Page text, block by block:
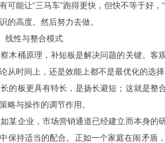
可能让“三马车”跑得更快，但快不等于好
的高度。然后努力去做。
性与整合模式
木桶原理，补短板是解决问题的关键。客
从时间上，还是效能上都不是最优化的选择
的板更具有特长，是扬长避短；这就是整
略与操作的调节作用。
某企业，市场营销通道已经建立而本身的
保持适当的配合。正如一个家庭在闹矛盾